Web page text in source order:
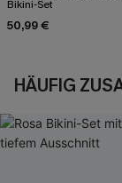
Bikini-Set
50,99 €
HÄUFIG